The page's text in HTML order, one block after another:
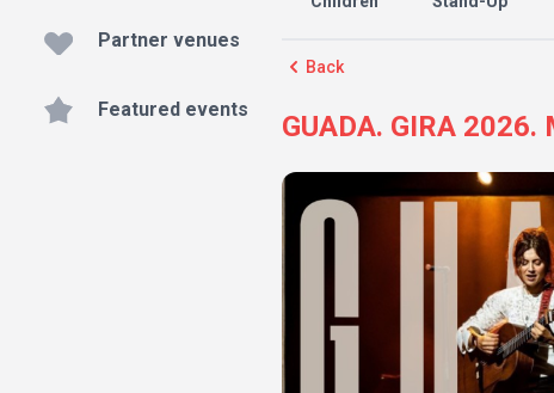
Partner venues
Featured events
Back
GUADA. GIRA